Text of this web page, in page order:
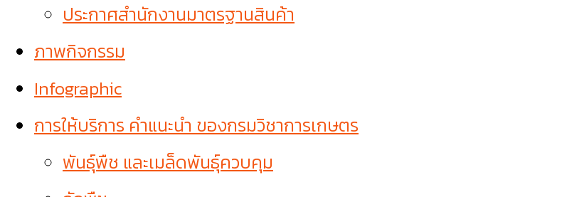
ประกาศสำนักงานมาตรฐานสินค้า
ภาพกิจกรรม
Infographic
การให้บริการ คำแนะนำ ของกรมวิชาการเกษตร
พันธุ์พืช และเมล็ดพันธุ์ควบคุม